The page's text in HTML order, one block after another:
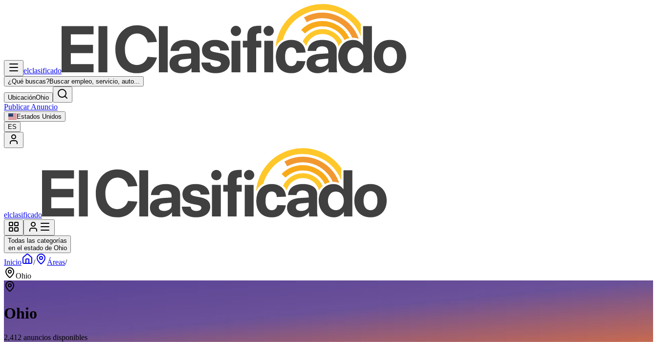
elclasificado
¿Qué buscas?Buscar empleo, servicio, auto...
UbicaciónOhio
Publicar Anuncio
Estados Unidos
ES
elclasificado
Todas las categorías
en el estado de Ohio
Inicio / Áreas/
Ohio
Ohio
2,412 anuncios disponibles